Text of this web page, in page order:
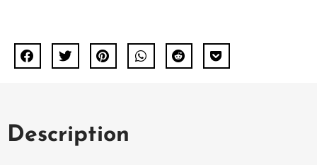
Description